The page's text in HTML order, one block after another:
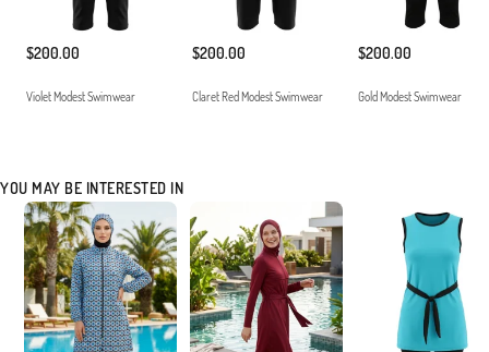
$200.00
Violet Modest Swimwear
$200.00
Claret Red Modest Swimwear
$200.00
Gold Modest Swimwear
YOU MAY BE INTERESTED IN